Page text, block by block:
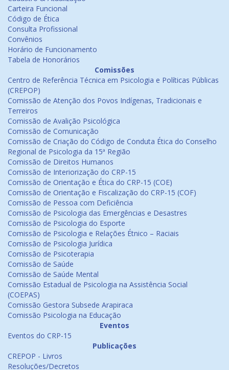
Carteira Funcional
Código de Ética
Consulta Profissional
Convênios
Horário de Funcionamento
Tabela de Honorários
Comissões
Centro de Referência Técnica em Psicologia e Políticas Públicas
(CREPOP)
Comissão de Atenção dos Povos Indígenas, Tradicionais e
Terreiros
Comissão de Avalição Psicológica
Comissão de Comunicação
Comissão de Criação do Código de Conduta Ética do Conselho
Regional de Psicologia da 15ª Região
Comissão de Direitos Humanos
Comissão de Interiorização do CRP-15
Comissão de Orientação e Ética do CRP-15 (COE)
Comissão de Orientação e Fiscalização do CRP-15 (COF)
Comissão de Pessoa com Deficiência
Comissão de Psicologia das Emergências e Desastres
Comissão de Psicologia do Esporte
Comissão de Psicologia e Relações Étnico – Raciais
Comissão de Psicologia Jurídica
Comissão de Psicoterapia
Comissão de Saúde
Comissão de Saúde Mental
Comissão Estadual de Psicologia na Assistência Social
(COEPAS)
Comissão Gestora Subsede Arapiraca
Comissão Psicologia na Educação
Eventos
Eventos do CRP-15
Publicações
CREPOP - Livros
Resoluções/Decretos